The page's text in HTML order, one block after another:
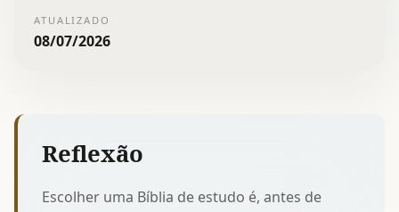
ATUALIZADO
08/07/2026
Reflexão
Escolher uma Bíblia de estudo é, antes de